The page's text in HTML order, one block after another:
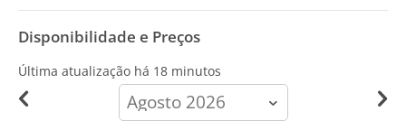
Disponibilidade e Preços
Última atualização há 18 minutos
calendar-
month